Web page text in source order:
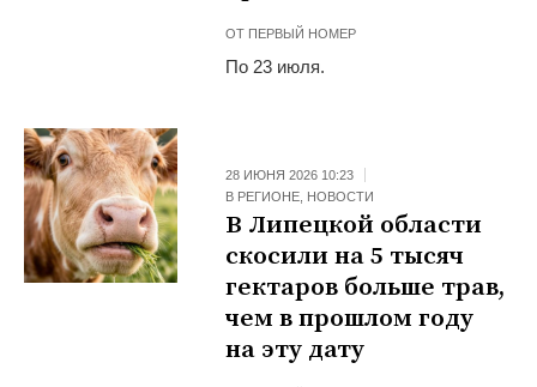
ОТ ПЕРВЫЙ НОМЕР
По 23 июля.
28 ИЮНЯ 2026 10:23
В РЕГИОНЕ, НОВОСТИ
В Липецкой области
скосили на 5 тысяч
гектаров больше трав,
чем в прошлом году
на эту дату